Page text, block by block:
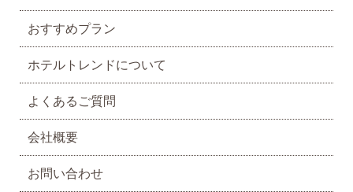
おすすめプラン
ホテルトレンドについて
よくあるご質問
会社概要
お問い合わせ